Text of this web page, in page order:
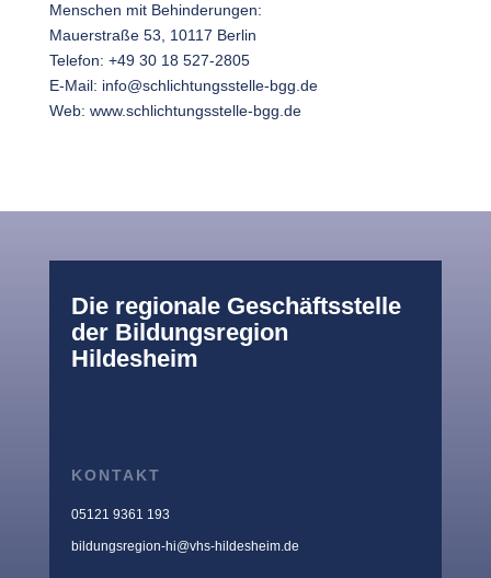
Menschen mit Behinderungen:
Mauerstraße 53, 10117 Berlin
Telefon: +49 30 18 527‑2805
E‑Mail: info@schlichtungsstelle-bgg.de
Web: www.schlichtungsstelle-bgg.de
Die regionale Geschäftsstelle
der Bildungsregion
Hildesheim
KONTAKT
05121 9361 193
bildungsregion-hi@vhs-hildesheim.de